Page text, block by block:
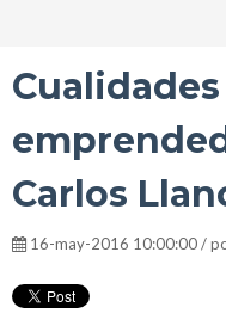
Carlos
16-may-2016 10:00:00 /